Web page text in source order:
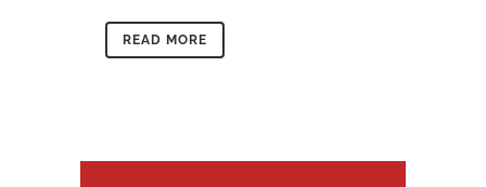
READ MORE